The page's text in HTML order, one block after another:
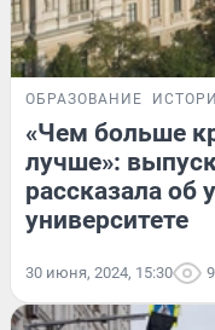
ОБРАЗОВАНИЕ
«Чем больше
лучше»:
рассказала об
университете
30 июня, 2024, 15:30